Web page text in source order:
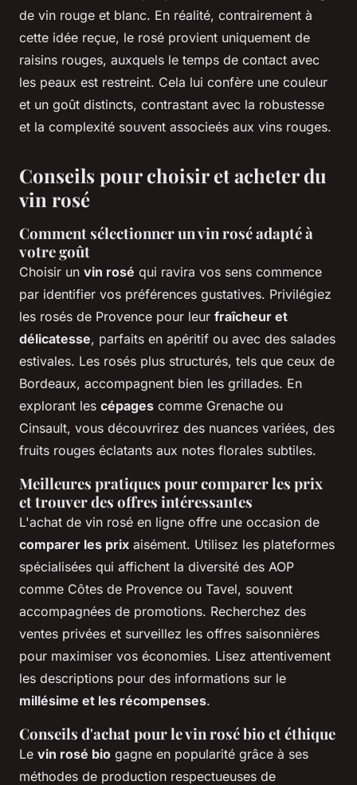
de vin rouge et blanc. En réalité, contrairement à
cette idée reçue, le rosé provient uniquement de
raisins rouges, auxquels le temps de contact avec
les peaux est restreint. Cela lui confère une couleur
et un goût distincts, contrastant avec la robustesse
et la complexité souvent associeés aux vins rouges.
Conseils pour choisir et acheter du
vin rosé
Comment sélectionner un vin rosé adapté à
votre goût
Choisir un vin rosé qui ravira vos sens commence
par identifier vos préférences gustatives. Privilégiez
les rosés de Provence pour leur fraîcheur et
délicatesse, parfaits en apéritif ou avec des salades
estivales. Les rosés plus structurés, tels que ceux de
Bordeaux, accompagnent bien les grillades. En
explorant les cépages comme Grenache ou
Cinsault, vous découvrirez des nuances variées, des
fruits rouges éclatants aux notes florales subtiles.
Meilleures pratiques pour comparer les prix
et trouver des offres intéressantes
L'achat de vin rosé en ligne offre une occasion de
comparer les prix aisément. Utilisez les plateformes
spécialisées qui affichent la diversité des AOP
comme Côtes de Provence ou Tavel, souvent
accompagnées de promotions. Recherchez des
ventes privées et surveillez les offres saisonnières
pour maximiser vos économies. Lisez attentivement
les descriptions pour des informations sur le
millésime et les récompenses.
Conseils d'achat pour le vin rosé bio et éthique
Le vin rosé bio gagne en popularité grâce à ses
méthodes de production respectueuses de